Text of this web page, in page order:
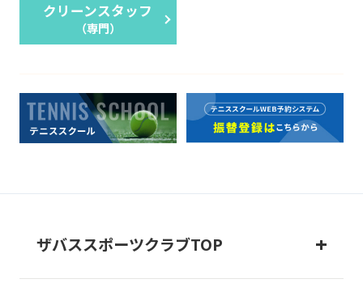
クリーンスタッフ
（専門）
ザバススポーツクラブTOP